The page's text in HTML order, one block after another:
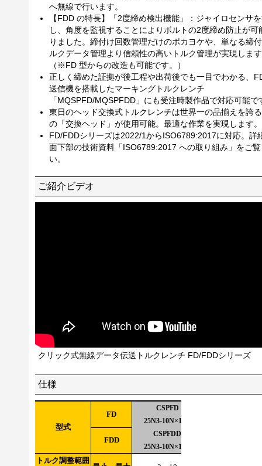
へ無線で行います。
【FDD の特長】「2度締め検出機能」：ジャイロセンサ
し、角度を監視することによりボルトの2度締め防止が可
りました。締付け回数管理だけのポカヨケや、単なる締
ルクデータ管理より信頼性の高いトルク管理が実現しま
（※FD 型からの改造も可能です。）
正しく締めた証拠が後工程や出荷後でも一目でわかる、
送信機を搭載したマーキングトルクレンチ
「MQSPFD/MQSPFDD」にも受注時製作品で対応可能で
東日のヘッド交換式トルクレンチは世界一の品揃えを誇
の「交換ヘッド」が使用可能。最適な作業を実現します。
FD/FDDシリーズは2022/1からISO6789:2017に対応。詳
面下部の技術資料「ISO6789:2017 への取り組み」をご
い。
ご紹介ビデオ
クリック式無線データ伝送トルクレンチ FD/FDDシリーズ
仕様
型式
FD
CSPFD
25N3-10N×10D
FDD
CSPFDD
25N3-10N×10D
トルク調整範囲